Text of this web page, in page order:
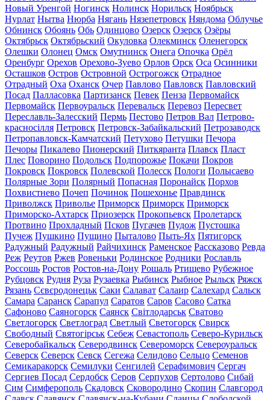
Новый Уренгой Ногинск Нолинск Норильск Ноябрьск
Нурлат Нытва Нюрба Нягань Нязепетровск Няндома Облучье
Обнинск Обоянь Обь Одинцово Озерск Озерск Озёры
Октябрьск Октябрьский Окуловка Олекминск Оленегорск
Олешки Олонец Омск Омутнинск Онега Опочка Орёл
Оренбург Орехов Орехово-Зуево Орлов Орск Оса Осинники
Осташков Остров Островной Острогожск Отрадное
Отрадный Оха Оханск Очер Павлово Павловск Павловский
Посад Палласовка Партизанск Певек Пенза Первомайск
Первомайск Первоуральск Перевальск Перевоз Пересвет
Переславль-Залесский Пермь Пестово Петров Вал Петрово-
красносілля Петровск Петровск-Забайкальский Петрозаводск
Петропавловск-Камчатский Петухово Петушки Печора
Печоры Пикалево Пионерский Питкяранта Плавск Пласт
Плес Поворино Подольск Подпорожье Покачи Покров
Покровск Покровск Полевской Полесск Пологи Полысаево
Полярные Зори Полярный Попасная Поронайск Порхов
Похвистнево Почеп Починок Пошехонье Правдинск
Приволжск Приволье Приморск Приморск Приморск
Приморско-Ахтарск Приозерск Прокопьевск Пролетарск
Протвино Прохладный Псков Пугачев Пудож Пустошка
Пучеж Пушкино Пущино Пыталово Пыть-Ях Пятигорск
Радужный Радужный Райчихинск Раменское Рассказово Ревда
Реж Реутов Ржев Ровеньки Родинское Родники Рославль
Россошь Ростов Ростов-на-Дону Рошаль Ртищево Рубежное
Рубцовск Рудня Руза Рузаевка Рыбинск Рыбное Рыльск Ряжск
Рязань Сєвєродонецьк Саки Салават Салаир Салехард Сальск
Самара Саранск Сарапул Саратов Саров Сасово Сатка
Сафоново Саяногорск Саянск Світлодарськ Сватово
Светлогорск Светлоград Светлый Светогорск Свирск
Свободный Святогірськ Себеж Севастополь Северо-Курильск
Северобайкальск Северодвинск Североморск Североуральск
Северск Северск Севск Сегежа Селидово Сельцо Семенов
Семикаракорск Семилуки Сенгилей Серафимович Сергач
Сергиев Посад Сердобск Серов Серпухов Сертолово Сибай
Сим Симферополь Скадовск Сковородино Скопин Славгород